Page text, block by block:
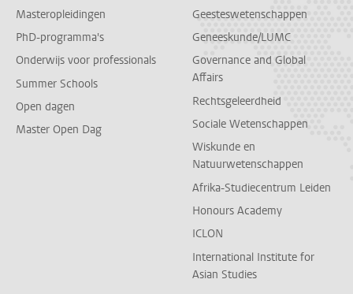
Masteropleidingen
PhD-programma's
Onderwijs voor professionals
Summer Schools
Open dagen
Master Open Dag
Geesteswetenschappen
Geneeskunde/LUMC
Governance and Global
Affairs
Rechtsgeleerdheid
Sociale Wetenschappen
Wiskunde en
Natuurwetenschappen
Afrika-Studiecentrum Leiden
Honours Academy
ICLON
International Institute for
Asian Studies